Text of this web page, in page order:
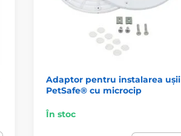
Adaptor pentru instalarea ușii
PetSafe® cu microcip
În stoc